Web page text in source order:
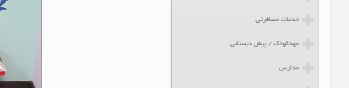
خدمات مسافرتی
مهدکودک / پیش دبستانی
مدارس